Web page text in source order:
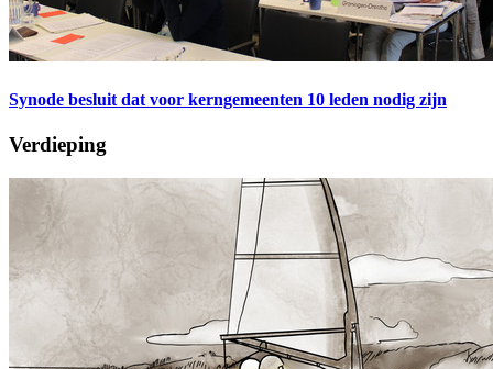
Synode besluit dat voor kerngemeenten 10 leden nodig zijn
Verdieping